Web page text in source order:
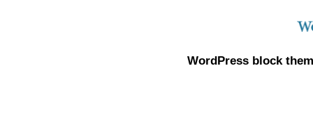
WordPress block